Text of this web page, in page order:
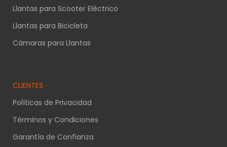
Llantas para Scooter Eléctrico
Llantas para Bicicleta
Cámaras para Llantas
CLIENTES
Políticas de Privacidad
Términos y Condiciones
Garantía de Confianza